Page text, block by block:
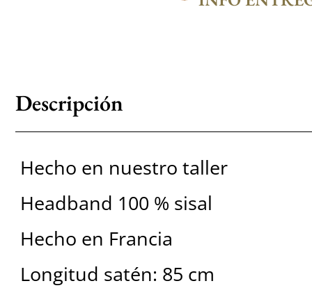
Descripción
Hecho en nuestro taller
Headband 100 % sisal
Hecho en Francia
Longitud satén: 85 cm